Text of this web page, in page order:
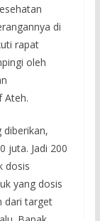
di
rapat
oleh
Ateh.
diberikan,
juta. Jadi 200
dosis
yang dosis
dari target